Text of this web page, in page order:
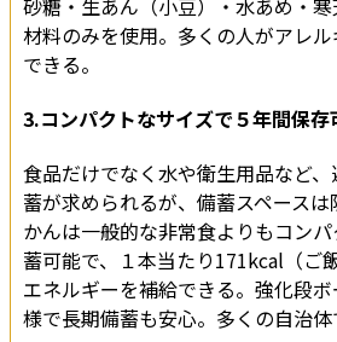
材料のみを使用。多くの人がアレ
できる。
3.コンパクトなサイズで５年間保存
食品だけでなく水や衛生用品など
蓄が求められるが、備蓄スペース
かんは一般的な非常食よりもコン
蓄可能で、１本当たり171kcal（ご
エネルギーを補給できる。強化段
様で長期備蓄も安心。多くの自治体